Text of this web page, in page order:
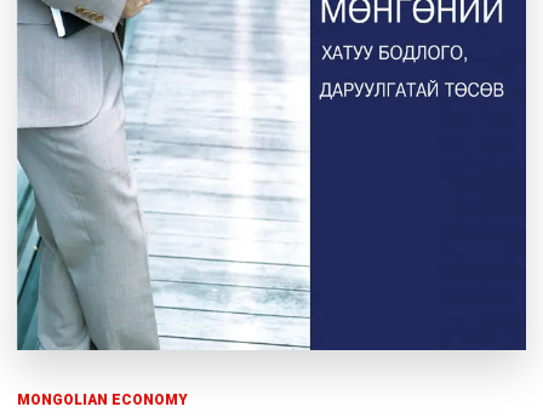
MONGOLIAN ECONOMY